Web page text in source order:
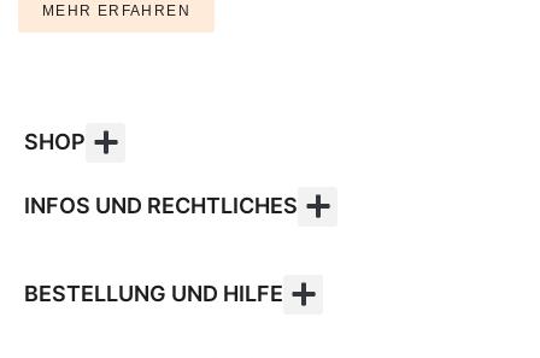
MEHR ERFAHREN
SHOP
INFOS UND RECHTLICHES
BESTELLUNG UND HILFE